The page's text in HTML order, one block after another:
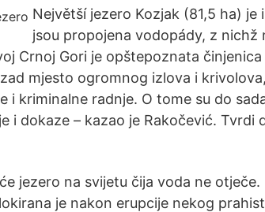
Největší jezero Kozjak (81,5 ha)
jsou propojena vodopády, z nichž
Crnoj Gori je opštepoznata
mjesto ogromnog izlova i
i kriminalne radnje. O tome su do
i dokaze – kazao je Rakočević. Tvrdi
jezero na svijetu čija voda ne
je nakon erupcije nekog